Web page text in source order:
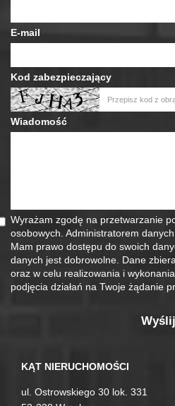
E-mail
Kod zabezpieczający
Wiadomość
Wyrażam zgodę na przetwarzanie
osobowych. Administratorem
Mam prawo dostępu do swoich
danych jest dobrowolne. Dane
oraz w celu realizowania i
podjęcia działań na Twoje żądanie
KĄT NIERUCHOMOŚCI
ul. Ostrowskiego 30 lok. 331